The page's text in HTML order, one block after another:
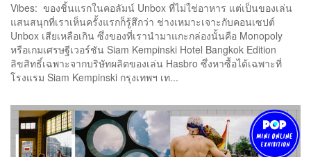
Vibes: ของชิ้นแรกในคอลัมน์ Unbox ที่ไม่ใช่อาหาร แต่เป็นของเล่น
แสนสนุกที่เราเห็นครั้งแรกก็รู้สึกว่า ช่างเหมาะเจาะกับคอนเซปต์
Unbox เสียเหลือเกิน ซึ่งของที่เรานำมาแกะกล่องนั้นคือ Monopoly
หรือเกมเศรษฐีเวอร์ชัน Siam Kempinski Hotel Bangkok Edition
ลิขสิทธิ์เฉพาะจากบริษัทผลิตของเล่น Hasbro ซึ่งหาซื้อได้เฉพาะที่
โรงแรม Siam Kempinski กรุงเทพฯ เท...